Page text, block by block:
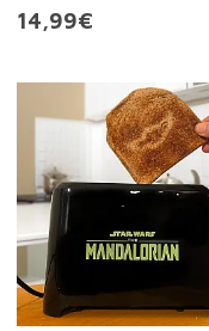
14,99€